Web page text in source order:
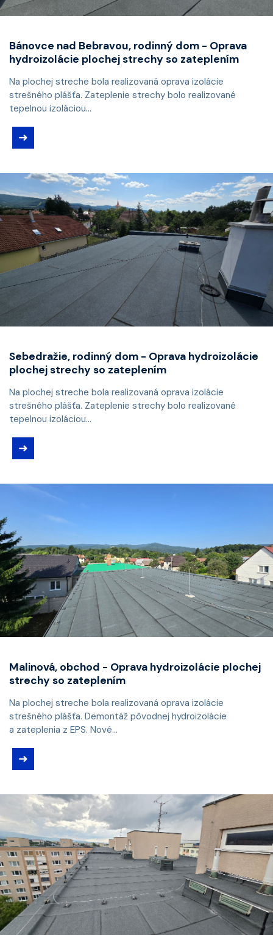
Bánovce nad Bebravou, rodinný dom - Oprava
hydroizolácie plochej strechy so zateplením
Na plochej streche bola realizovaná oprava izolácie
strešného plášťa. Zateplenie strechy bolo realizované
tepelnou izoláciou...
➜
Sebedražie, rodinný dom - Oprava hydroizolácie
plochej strechy so zateplením
Na plochej streche bola realizovaná oprava izolácie
strešného plášťa. Zateplenie strechy bolo realizované
tepelnou izoláciou...
➜
Malinová, obchod - Oprava hydroizolácie plochej
strechy so zateplením
Na plochej streche bola realizovaná oprava izolácie
strešného plášťa. Demontáž pôvodnej hydroizolácie
a zateplenia z EPS. Nové...
➜